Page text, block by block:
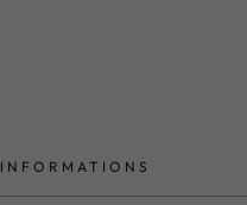
INFORMATIONS